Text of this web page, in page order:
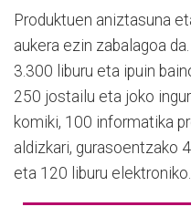
Produktuen aniztasuna
aukera ezin zabalagoa
3.300 liburu eta ipuin
250 jostailu eta joko
komiki, 100 informatika
aldizkari, gurasoentzako
eta 120 liburu elektroniko.